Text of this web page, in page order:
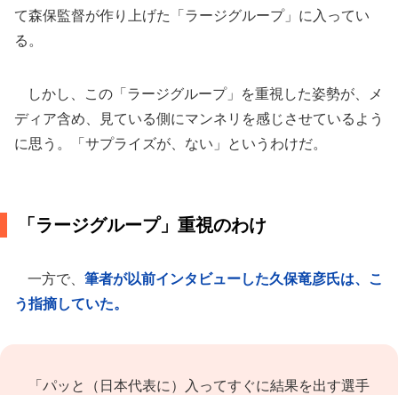
て森保監督が作り上げた「ラージグループ」に入ってい
る。
しかし、この「ラージグループ」を重視した姿勢が、メ
ディア含め、見ている側にマンネリを感じさせているよう
に思う。「サプライズが、ない」というわけだ。
「ラージグループ」重視のわけ
一方で、 筆者が以前インタビューした久保竜彦氏は、こ
う指摘していた。
「パッと（日本代表に）入ってすぐに結果を出す選手